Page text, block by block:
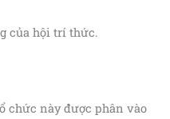
của hội trí thức.
chức này được phân vào